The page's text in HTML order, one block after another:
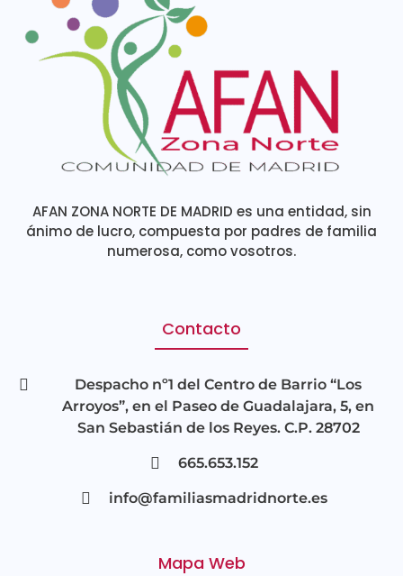
AFAN ZONA NORTE DE MADRID es una entidad, sin
ánimo de lucro, compuesta por padres de familia
numerosa, como vosotros.
Contacto
Despacho nº1 del Centro de Barrio “Los
Arroyos”, en el Paseo de Guadalajara, 5, en
San Sebastián de los Reyes. C.P. 28702
665.653.152
info@familiasmadridnorte.es
Mapa Web